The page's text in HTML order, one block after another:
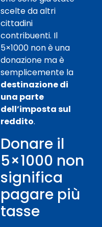
scelte da altri
cittadini
contribuenti. Il
5×1000 non è una
donazione ma è
semplicemente la
destinazione di
una parte
dell’imposta sul
reddito.
Donare il
5×1000 non
significa
pagare più
tasse